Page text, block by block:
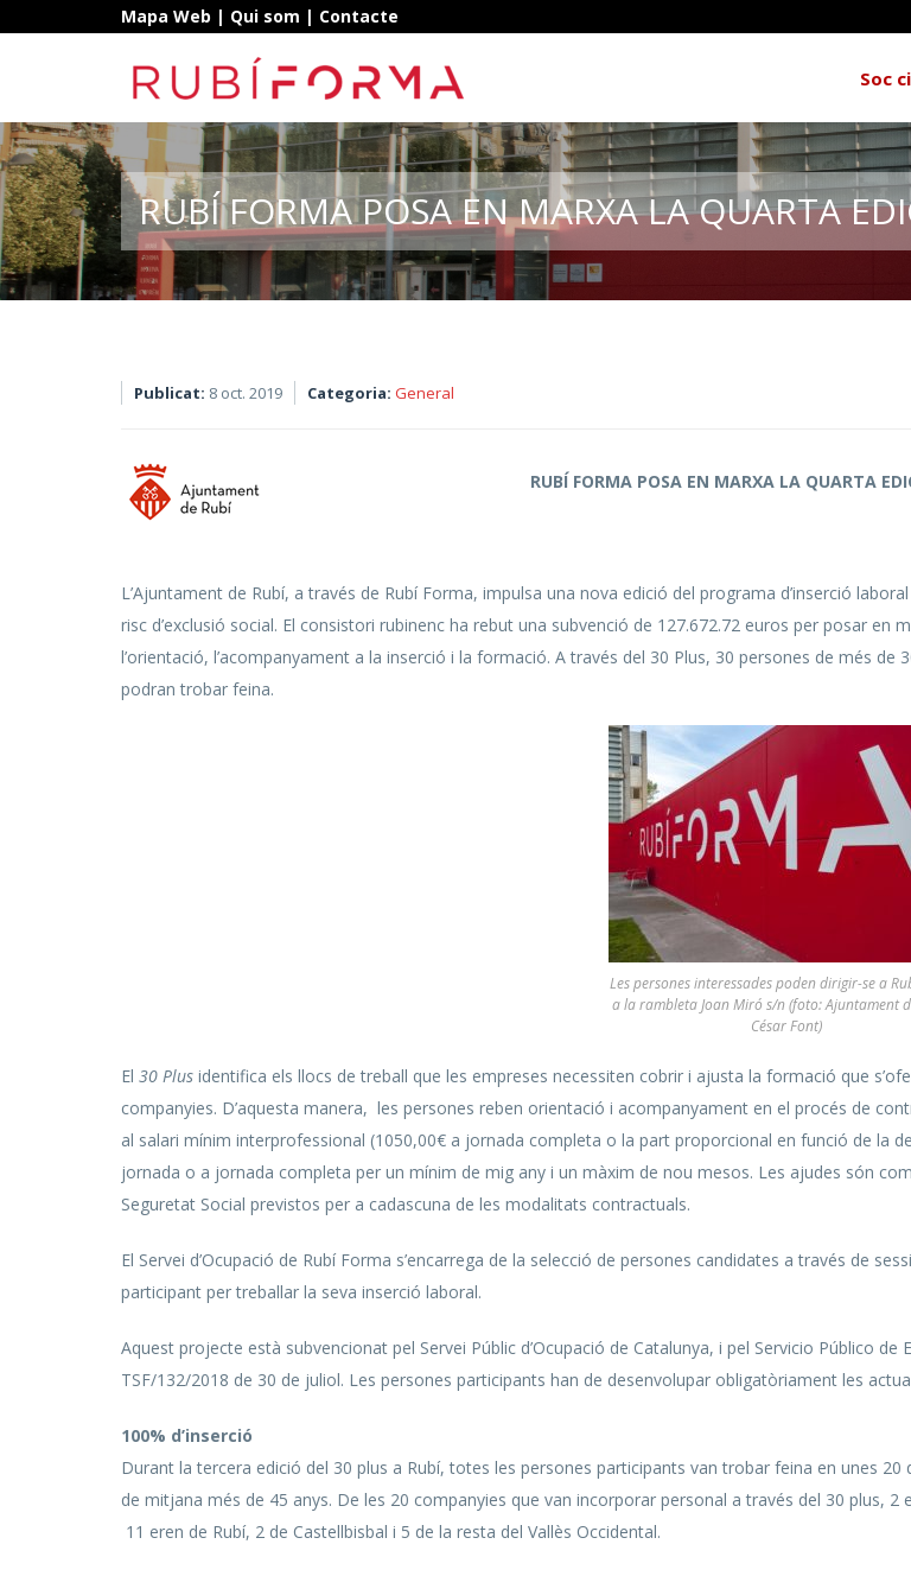
Mapa Web | Qui som | Contacte
Soc
RUBÍ FORMA POSA EN MARXA LA QUARTA
Publicat: 8 oct. 2019 Categoria: General
RUBÍ FORMA POSA EN MARXA LA QUARTA
L’Ajuntament de Rubí, a través de Rubí Forma, impulsa una nova edició del programa d’inserció
risc d’exclusió social. El consistori rubinenc ha rebut una subvenció de 127.672.72 euros per posar
l’orientació, l’acompanyament a la inserció i la formació. A través del 30 Plus, 30 persones de més de
podran trobar feina.
Les persones interessades poden dirigir-se a
a la rambleta Joan Miró s/n (foto: Ajuntament
César Font)
El 30 Plus identifica els llocs de treball que les empreses necessiten cobrir i ajusta la formació que
companyies. D’aquesta manera, les persones reben orientació i acompanyament en el procés de
al salari mínim interprofessional (1050,00€ a jornada completa o la part proporcional en funció de la
jornada o a jornada completa per un mínim de mig any i un màxim de nou mesos. Les ajudes són
Seguretat Social previstos per a cadascuna de les modalitats contractuals.
El Servei d’Ocupació de Rubí Forma s’encarrega de la selecció de persones candidates a través de
participant per treballar la seva inserció laboral.
Aquest projecte està subvencionat pel Servei Públic d’Ocupació de Catalunya, i pel Servicio Público de
TSF/132/2018 de 30 de juliol. Les persones participants han de desenvolupar obligatòriament les
100% d’inserció
Durant la tercera edició del 30 plus a Rubí, totes les persones participants van trobar feina en unes
de mitjana més de 45 anys. De les 20 companyies que van incorporar personal a través del 30 plus,
11 eren de Rubí, 2 de Castellbisbal i 5 de la resta del Vallès Occidental.